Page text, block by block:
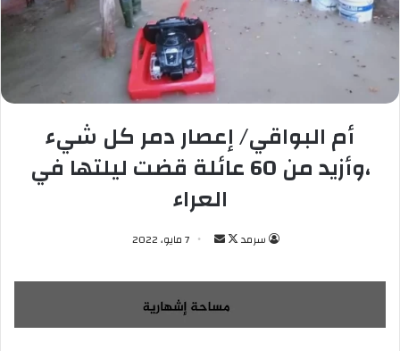
أم البواقي/ إعصار دمر كل شيء
،وأزيد من 60 عائلة قضت ليلتها في
العراء
سرمد
ت
ب
ع
ع
س
ل
ب
7 مايو، 2022